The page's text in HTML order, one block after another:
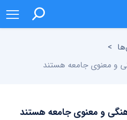
>
و معنوی جامعه هستند
و معنوی جامعه هستند